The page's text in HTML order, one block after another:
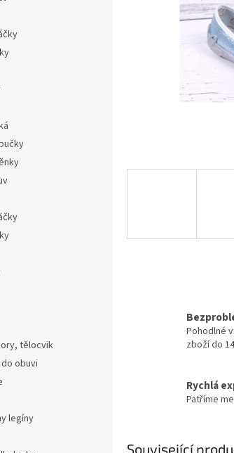
tělocvik
obuvi
legíny
Pohodlné
zboží do
Rychlá
Patříme
Související